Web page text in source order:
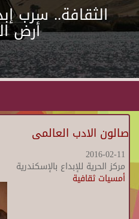
الثقافة.. سرب
أرض
صالون الادب العالمى
2016-02-11
مركز الحرية للإبداع بالإسكندرية
أمسيات ثقافية